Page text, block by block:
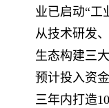
业已启动“工
从技术研发
生态构建三
预计投入资
三年内打造